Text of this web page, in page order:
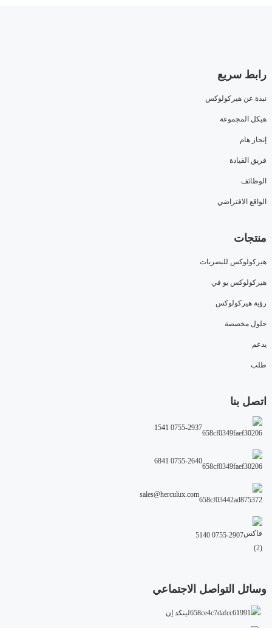
رابط سريع
نبذة عن هيركولوكس
هيكل المجموعة
إنجاز هام
فريق القيادة
الوظائف
الواقع الافتراضي
منتجات
هيركولوكس للبصريات
هيركولوكس يو في
رؤية هيركولوكس
حلول مخصصة
يدعم
طلب
اتصل بنا
0755-2937 1541
0755-2640 6841
sales@herculux.com
0755-2907 5140
وسائل التواصل الاجتماعي
لينكد إن